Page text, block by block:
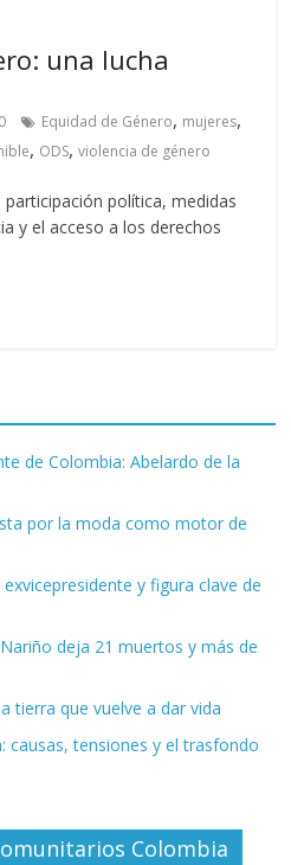
una lucha
Equidad de Género, mujeres,
, ODS,violencia de género
política, medidas
y el acceso a los derechos
de Colombia: Abelardo de la
por la moda como motor de
y figura clave de
deja 21 muertos y más de
tierra que vuelve a dar vida
causas, tensiones y el trasfondo
Colombia